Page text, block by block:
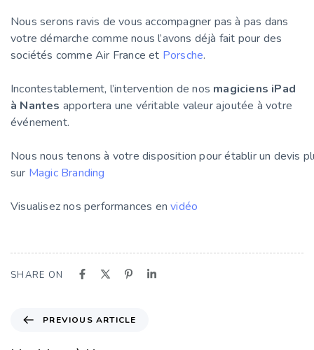
Nous serons ravis de vous accompagner pas à pas dans
votre démarche comme nous l’avons déjà fait pour des
sociétés comme Air France et Porsche.
Incontestablement, l’intervention de nos magiciens iPad
à Nantes apportera une véritable valeur ajoutée à votre
événement.
Nous nous tenons à votre disposition pour établir un devis
sur Magic Branding
Visualisez nos performances envidéo
SHARE ON
PREVIOUS ARTICLE